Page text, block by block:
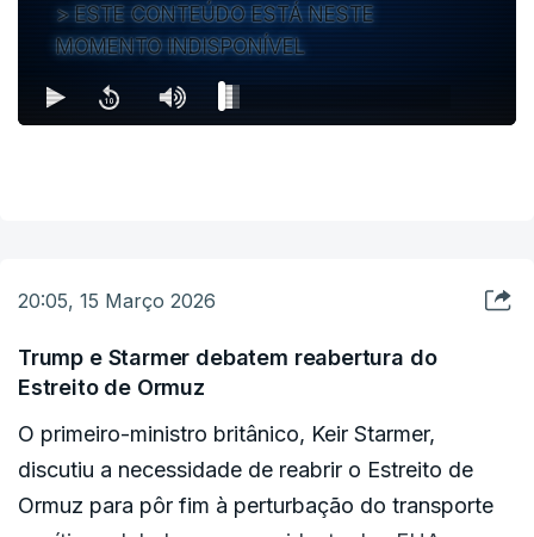
ESTE CONTEÚDO ESTÁ NESTE
MOMENTO INDISPONÍVEL
20:05, 15 Março 2026
Trump e Starmer debatem reabertura do
Estreito de Ormuz
O primeiro-ministro britânico, Keir Starmer,
discutiu a necessidade de reabrir o Estreito de
Ormuz para pôr fim à perturbação do transporte